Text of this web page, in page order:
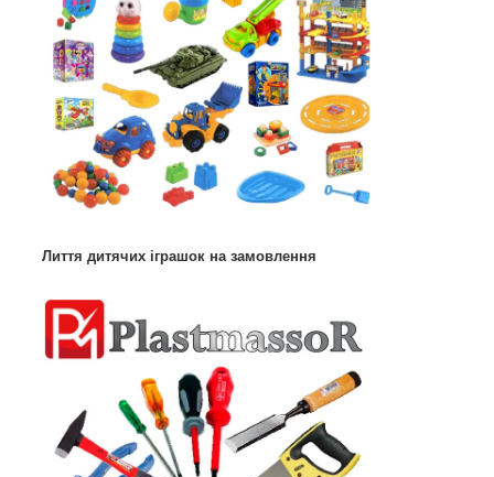
Лиття дитячих іграшок на замовлення